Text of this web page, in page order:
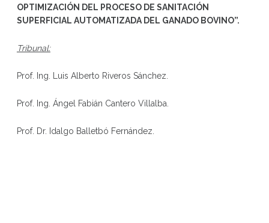
OPTIMIZACIÓN DEL PROCESO DE SANITACIÓN
SUPERFICIAL AUTOMATIZADA DEL GANADO BOVINO”.
Tribunal:
Prof. Ing. Luis Alberto Riveros Sánchez.
Prof. Ing. Ángel Fabián Cantero Villalba.
Prof. Dr. Idalgo Balletbó Fernández.